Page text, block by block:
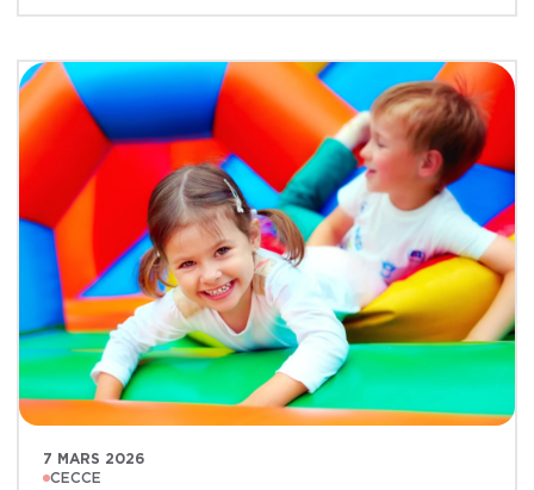
7 MARS 2026
CECCE